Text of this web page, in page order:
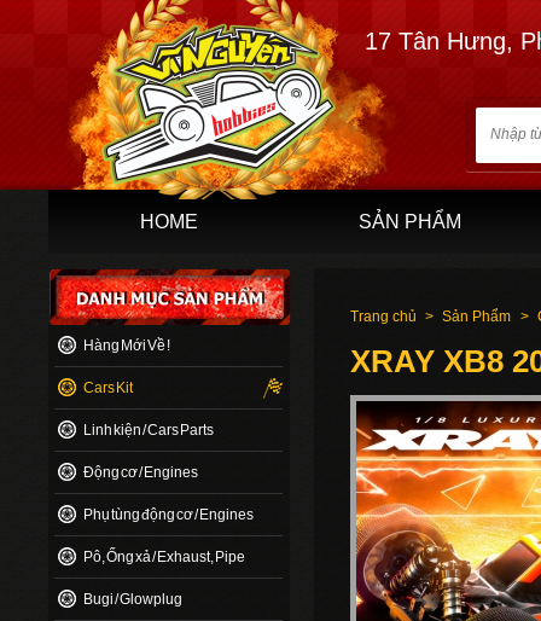
17 Tân Hưng,
HOME SẢN PHẨM
Hàng Mới Về !
Cars Kit
Linh kiện / Cars Parts
Động cơ / Engines
Phụ tùng động cơ / Engines
Pô, Ống xả / Exhaust, Pipe
Bugi / Glowplug
Trang chủ > Sản Phẩm >
XRAY XB8